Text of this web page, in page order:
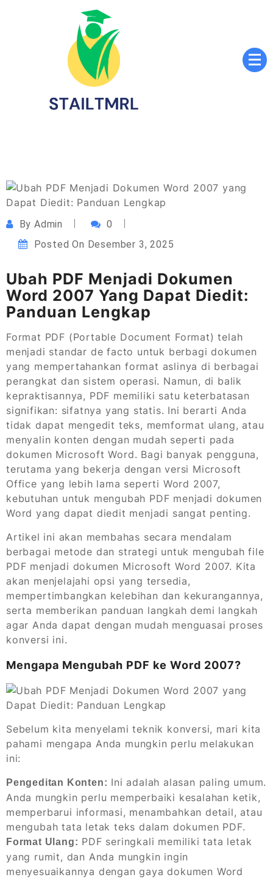
ByAdmin
0
Posted On Desember 3, 2025
Ubah PDF Menjadi Dokumen
Word 2007 Yang Dapat Diedit:
Panduan Lengkap
Format PDF (Portable Document Format) telah
menjadi standar de facto untuk berbagi dokumen
yang mempertahankan format aslinya di berbagai
perangkat dan sistem operasi. Namun, di balik
kepraktisannya, PDF memiliki satu keterbatasan
signifikan: sifatnya yang statis. Ini berarti Anda
tidak dapat mengedit teks, memformat ulang, atau
menyalin konten dengan mudah seperti pada
dokumen Microsoft Word. Bagi banyak pengguna,
terutama yang bekerja dengan versi Microsoft
Office yang lebih lama seperti Word 2007,
kebutuhan untuk mengubah PDF menjadi dokumen
Word yang dapat diedit menjadi sangat penting.
Artikel ini akan membahas secara mendalam
berbagai metode dan strategi untuk mengubah file
PDF menjadi dokumen Microsoft Word 2007. Kita
akan menjelajahi opsi yang tersedia,
mempertimbangkan kelebihan dan kekurangannya,
serta memberikan panduan langkah demi langkah
agar Anda dapat dengan mudah menguasai proses
konversi ini.
Mengapa Mengubah PDF ke Word 2007?
Sebelum kita menyelami teknik konversi, mari kita
pahami mengapa Anda mungkin perlu melakukan
ini:
Pengeditan Konten: Ini adalah alasan paling umum.
Anda mungkin perlu memperbaiki kesalahan ketik,
memperbarui informasi, menambahkan detail, atau
mengubah tata letak teks dalam dokumen PDF.
Format Ulang: PDF seringkali memiliki tata letak
yang rumit, dan Anda mungkin ingin
menyesuaikannya dengan gaya dokumen Word